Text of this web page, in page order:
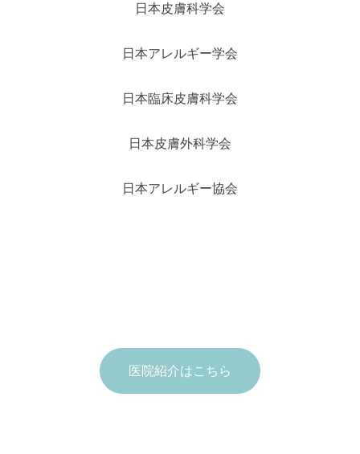
日本皮膚科学会
日本アレルギー学会
日本臨床皮膚科学会
日本皮膚外科学会
日本アレルギー協会
医院紹介はこちら